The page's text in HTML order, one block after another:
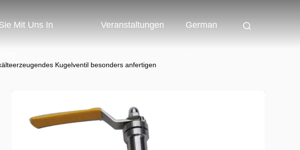
Mit Uns In Veranstaltungen German
Kugelventil besonders anfertigen